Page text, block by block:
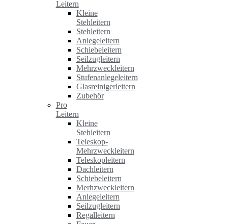
Leitern
Kleine
Stehleitern
Stehleitern
Anlegeleitern
Schiebeleitern
Seilzugleitern
Mehrzweckleitern
Stufenanlegeleitern
Glasreinigerleitern
Zubehör
Pro
Leitern
Kleine
Stehleitern
Teleskop-
Mehrzweckleitern
Teleskopleitern
Dachleitern
Schiebeleitern
Merhzweckleitern
Anlegeleitern
Seilzugleitern
Regalleitern